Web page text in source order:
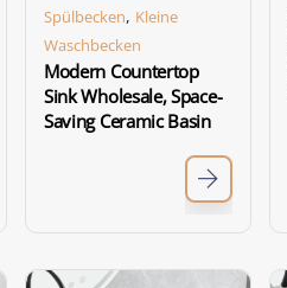
Spülbecken, Kleine
Waschbecken
Modern Countertop
Sink Wholesale, Space-
Saving Ceramic Basin